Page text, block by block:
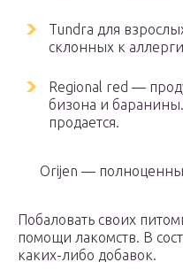
Tundra для
склонных к
Regional red —
бизона и
продается.
Orijen —
Побаловать своих
помощи лакомств. В
каких-либо добавок.